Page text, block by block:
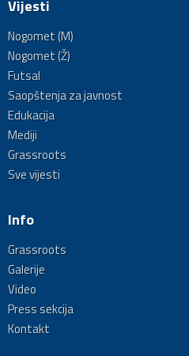
Vijesti
Nogomet (M)
Nogomet (Ž)
Futsal
Saopštenja za javnost
Edukacija
Mediji
Grassroots
Sve vijesti
Info
Grassroots
Galerije
Video
Press sekcija
Kontakt